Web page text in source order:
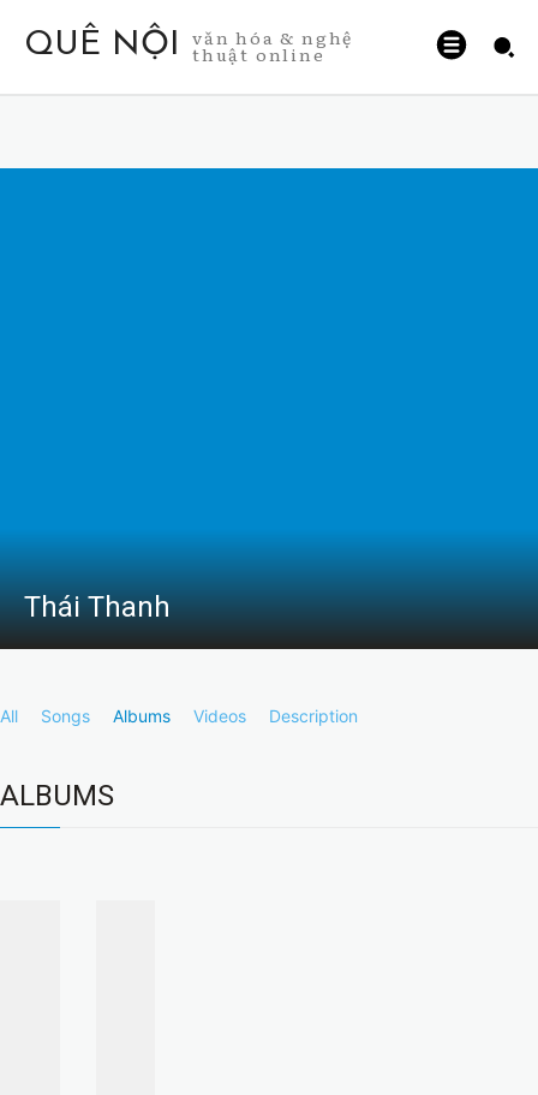
QUÊ NỘI văn hóa & nghệ
thuật online
Thái Thanh
All Songs Albums Videos Description
ALBUMS